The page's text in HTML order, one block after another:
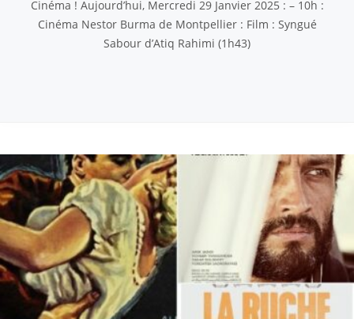
Cinéma ! Aujourd’hui, Mercredi 29 Janvier 2025 : – 10h :
Cinéma Nestor Burma de Montpellier : Film : Syngué
Sabour d’Atiq Rahimi (1h43)